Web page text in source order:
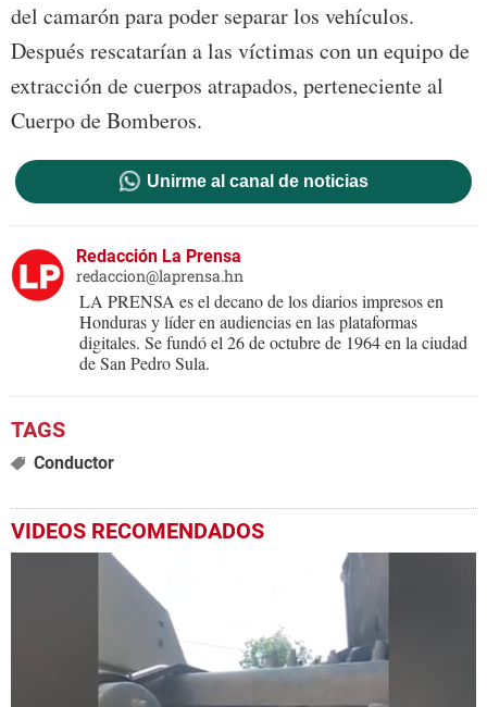
del camarón para poder separar los vehículos.
Después rescatarían a las víctimas con un equipo de
extracción de cuerpos atrapados, perteneciente al
Cuerpo de Bomberos.
Unirme al canal de noticias
Redacción La Prensa
redaccion@laprensa.hn
LA PRENSA es el decano de los diarios impresos en
Honduras y líder en audiencias en las plataformas
digitales. Se fundó el 26 de octubre de 1964 en la ciudad
de San Pedro Sula.
Conductor
VIDEOS RECOMENDADOS